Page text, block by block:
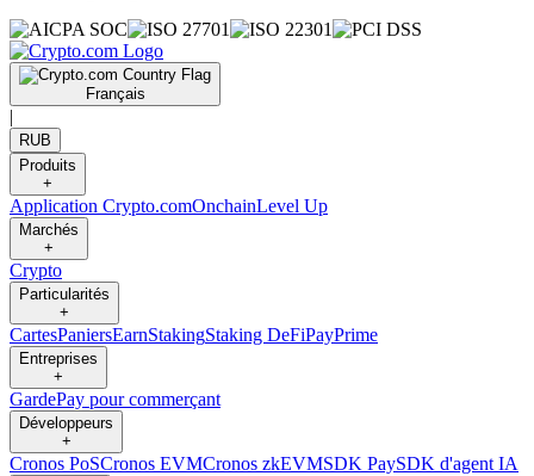
Français
|
RUB
Produits
+
Application Crypto.comOnchainLevel Up
Marchés
+
Crypto
Particularités
+
CartesPaniersEarnStakingStaking DeFiPayPrime
Entreprises
+
GardePay pour commerçant
Développeurs
+
Cronos PoSCronos EVMCronos zkEVMSDK PaySDK d'agent IA